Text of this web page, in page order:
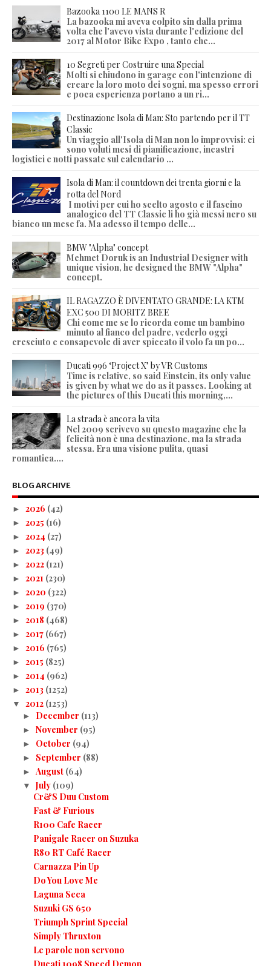
Bazooka 1100 LE MANS R
La bazooka mi aveva colpito sin dalla prima
volta che l'avevo vista durante l'edizione del
2017 al Motor Bike Expo , tanto che...
10 Segreti per Costruire una Special
Molti si chiudono in garage con l'intenzione di
creare la loro moto dei sogni, ma spesso errori
e poca esperienza portano a un ri...
Destinazione Isola di Man: Sto partendo per il TT
Classic
Un viaggio all'Isola di Man non lo improvvisi: ci
sono voluti mesi di pianificazione, incastri
logistici e notti passate sul calendario ...
Isola di Man: il countdown dei trenta giorni e la
rotta del Nord
I motivi per cui ho scelto agosto e il fascino
analogico del TT Classic li ho già messi nero su
bianco un mese fa. Ma adesso il tempo delle...
BMW "Alpha" concept
Mehmet Doruk is an Industrial Designer with
unique vision, he designed the BMW "Alpha"
concept.
IL RAGAZZO È DIVENTATO GRANDE: LA KTM
EXC 500 DI MORITZ BREE
Chi come me se lo ricorda come un bambino
minuto al fianco del padre, vederlo oggi
cresciuto e consapevole di aver spiccato il volo fa un po...
Ducati 996 ‘Project X’ by VR Customs
Time is relative, so said Einstein, its only value
is given by what we do as it passes. Looking at
the pictures of this Ducati this morning,...
La strada è ancora la vita
Nel 2009 scrivevo su questo magazine che la
felicità non è una destinazione, ma la strada
stessa. Era una visione pulita, quasi
romantica....
BLOG ARCHIVE
► 2026 (42)
► 2025 (16)
► 2024 (27)
► 2023 (49)
► 2022 (121)
► 2021 (230)
► 2020 (322)
► 2019 (370)
► 2018 (468)
► 2017 (667)
► 2016 (765)
► 2015 (825)
► 2014 (962)
► 2013 (1252)
▼ 2012 (1253)
► December (113)
► November (95)
► October (94)
► September (88)
► August (64)
▼ July (109)
Cr&S Duu Custom
Fast & Furious
R100 Cafe Racer
Panigale Racer on Suzuka
R80 RT Café Racer
Carnazza Pin Up
Do You Love Me
Laguna Seca
Suzuki GS 650
Triumph Sprint Special
Simply Thruxton
Le parole non servono